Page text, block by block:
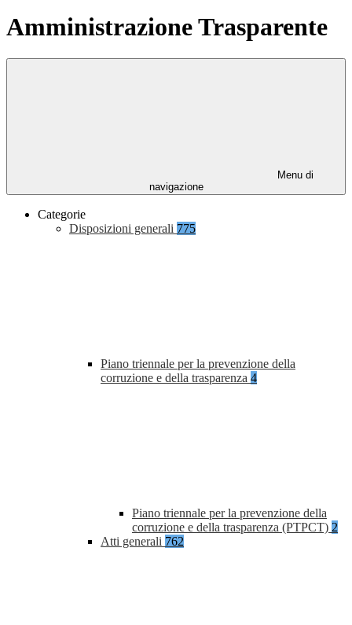
Amministrazione Trasparente
Menu di
navigazione
Categorie
Disposizioni generali 775
Piano triennale per la prevenzione della
corruzione e della trasparenza 4
Piano triennale per la prevenzione della
corruzione e della trasparenza (PTPCT) 2
Atti generali 762